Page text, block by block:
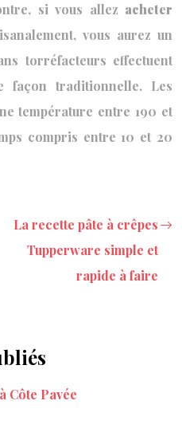
si vous allez acheter
vous aurez un
torréfacteurs effectuent
façon traditionnelle. Les
température entre 190 et
compris entre 10 et 20
La recette pâte à crêpes
Tupperware simple et
rapide à faire
Côte Pavée